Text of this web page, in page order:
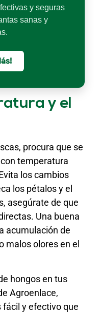
y seguras
sanas y
y el
procura que se
temperatura
los cambios
los pétalos y el
asegúrate de que
Una buena
acumulación de
malos olores en el
hongos en tus
Agroenlace,
y efectivo que